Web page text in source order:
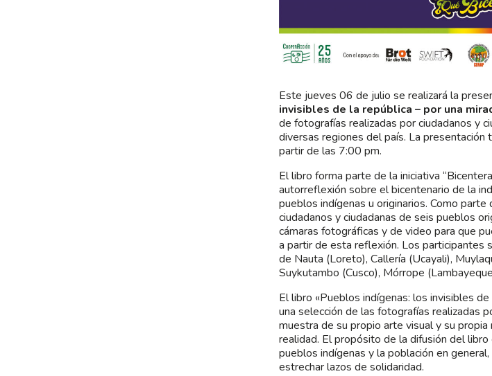
Este jueves 06 de julio se realizará la
invisibles de la república – por una
de fotografías realizadas por ciudadanos y
diversas regiones del país. La
partir de las 7:00 pm.
El libro forma parte de la iniciativa
autorreflexión sobre el bicentenario de la
pueblos indígenas u originarios. Como
ciudadanos y ciudadanas de seis pueblos
cámaras fotográficas y de video para que
a partir de esta reflexión. Los participantes
de Nauta (Loreto), Callería (Ucayali),
Suykutambo (Cusco), Mórrope
El libro «Pueblos indígenas: los invisibles
una selección de las fotografías realizadas
muestra de su propio arte visual y su
realidad. El propósito de la difusión del
pueblos indígenas y la población en
estrechar lazos de solidaridad.